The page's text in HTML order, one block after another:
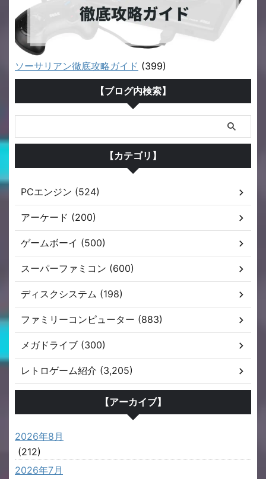
ソーサリアン徹底攻略ガイド (399)
【ブログ内検索】
【カテゴリ】
PCエンジン (524)
アーケード (200)
ゲームボーイ (500)
スーパーファミコン (600)
ディスクシステム (198)
ファミリーコンピューター (883)
メガドライブ (300)
レトロゲーム紹介 (3,205)
【アーカイブ】
2026年8月
(212)
2026年7月